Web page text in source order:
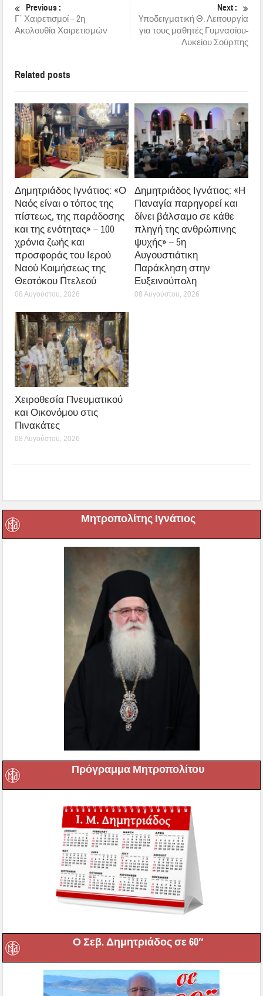
Previous :
Γ΄ Χαιρετισμοί – 2η
Ακολουθία Χαιρετισμών
Next :
Yποδειγματική Θ. Λειτουργία
για τους μαθητές Γυμνασίου-
Λυκείου Σούρπης
Related posts
Δημητριάδος Ιγνάτιος: «Ο
Ναός είναι ο τόπος της
πίστεως, της παράδοσης
και της ενότητας» – 100
χρόνια ζωής και
προσφοράς του Ιερού
Ναού Κοιμήσεως της
Θεοτόκου Πτελεού
08 Αυγούστου, 2026
Δημητριάδος Ιγνάτιος: «Η
Παναγία παρηγορεί και
δίνει βάλσαμο σε κάθε
πληγή της ανθρώπινης
ψυχής» – 5η
Αυγουστιάτικη
Παράκληση στην
Ευξεινούπολη
08 Αυγούστου, 2026
Χειροθεσία Πνευματικού
και Οικονόμου στις
Πινακάτες
08 Αυγούστου, 2026
Μητροπολίτης Ιγνάτιος
Πρόγραμμα Μητροπολίτου
Ο Σεβ. Δημητριάδος σε 60″